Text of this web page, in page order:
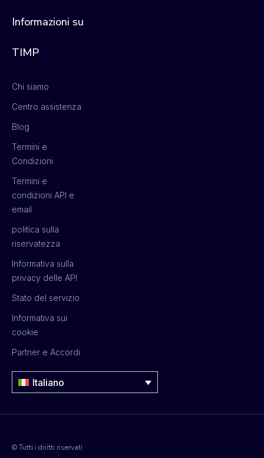
Informazioni su
TIMP
Chi siamo
Centro assistenza
Blog
Termini e
Condizioni
Termini e
condizioni API e
email
politica sulla
riservatezza
Informativa sulla
privacy delle API
Stato del servizio
Informativa sui
cookie
Partner e Accordi
Italiano
© Tutti i diritti riservati